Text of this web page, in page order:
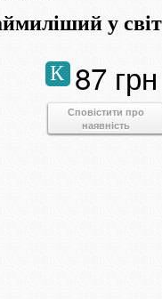
у
87 грн
К
Сповістити про
наявність